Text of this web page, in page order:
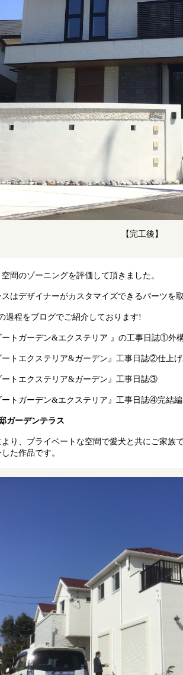
【完工後】
間のゾーニングを評価して頂きました。
はデザイナーがカスタマイズできるパーツを
過程をブログでご紹介しております!
ートガーデン&エクステリア 』の工事日誌①外
ートエクステリア&ガーデン』工事日誌②仕上
ートエクステリア&ガーデン』工事日誌③
ートガーデン&エクステリア』工事日誌④完結編
ーデンテラス
より、プライベートな空間で愛犬と共にご家族
た作品です。